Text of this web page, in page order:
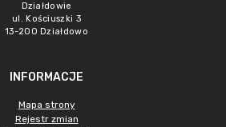
Działdowie
ul. Kościuszki 3
13-200 Działdowo
INFORMACJE
Mapa strony
Rejestr zmian